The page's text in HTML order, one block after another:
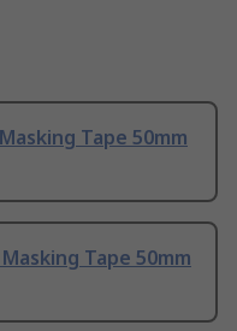
Tape 50mm
Tape 50mm